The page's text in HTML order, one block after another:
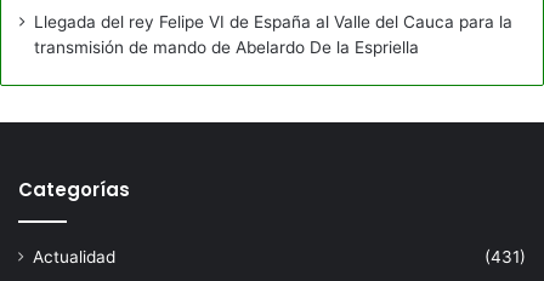
Llegada del rey Felipe VI de España al Valle del Cauca para la
transmisión de mando de Abelardo De la Espriella
Categorías
Actualidad
(431)